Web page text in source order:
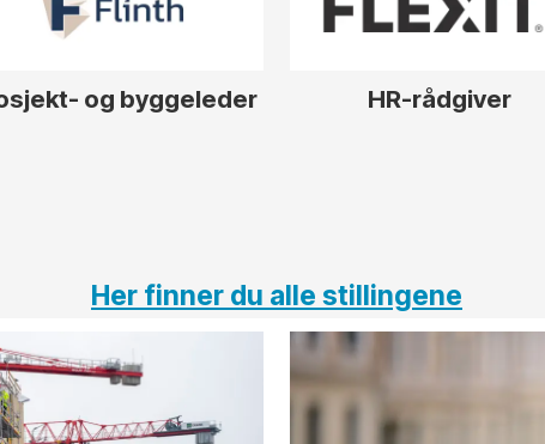
og byggeleder HR-rådgiver
Her finner du alle stillingene